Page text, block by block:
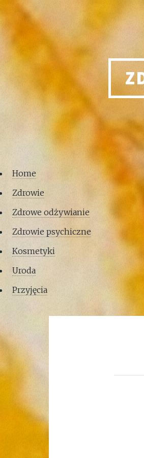
Home
Zdrowie
Zdrowe odżywianie
Zdrowie psychiczne
Kosmetyki
Uroda
Przyjęcia